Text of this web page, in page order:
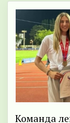
Команда